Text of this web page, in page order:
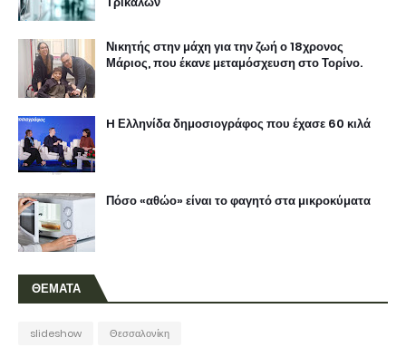
Νικητής στην μάχη για την ζωή ο 18χρονος
Μάριος, που έκανε μεταμόσχευση στο Τορίνο.
H Ελληνίδα δημοσιογράφος που έχασε 60 κιλά
Πόσο «αθώο» είναι το φαγητό στα μικροκύματα
ΘΕΜΑΤΑ
slideshow Θεσσαλονίκη